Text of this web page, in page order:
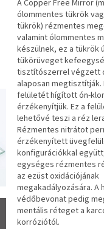
A Copper Free Mirror
ólommentes tükrök
tükrök) rézmentes
valamint ólommentes
készülnek, ez a tükrök
tükörüveget
tisztítószerrel végzett
alaposan megtisztítják.
felületét hígított ón-
érzékenyítjük. Ez a
lehetővé teszi a réz
Rézmentes nitrátot
érzékenyített
konfigurációkkal
egységes rézmentes
az ezüst oxidációjának
megakadályozására. A
védőbevonat pedig
mentális réteget a
korróziótól.